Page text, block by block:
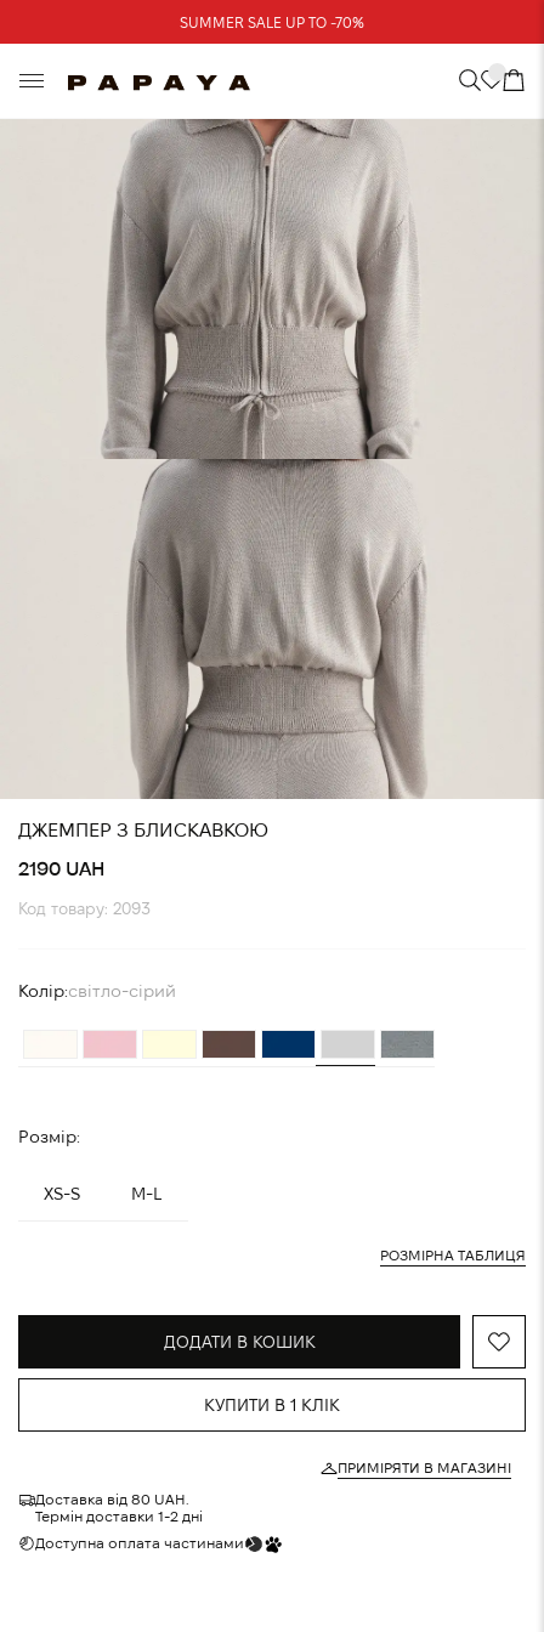
Треба допомога?
Адреси магазинів
SUMMER SALE UP TO -70%
ДЖЕМПЕР З БЛИСКАВКОЮ
2190 UAH
Код товару: 2093
Колір:світло-сірий
Розмір:
XS-S M-L
РОЗМІРНА ТАБЛИЦЯ
ДОДАТИ В КОШИК
КУПИТИ В 1 КЛІК
ПРИМІРЯТИ В МАГАЗИНІ
Доставка від 80 UAH.
Термін доставки 1-2 дні
Доступна оплата частинами